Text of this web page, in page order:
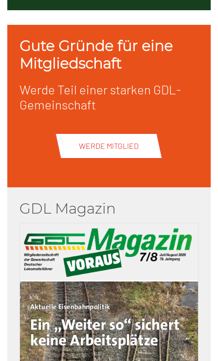
Gute Gründe für eine
Mitgliedschaft
Werde Teil einer starken GDL-
Gemeinschaft
WERDE MITGLIED
GDL Magazin